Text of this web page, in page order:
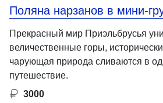
Поляна нарзанов в мини-
Прекрасный мир Приэльбрусья
величественные горы,
чарующая природа сливаются в
путешествие.
3000